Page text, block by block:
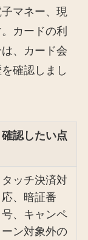
マネー、現
カードの利
、カード会
確認しまし
確認したい点
タッチ決済対
応、暗証番
号、キャンペ
ーン対象外の